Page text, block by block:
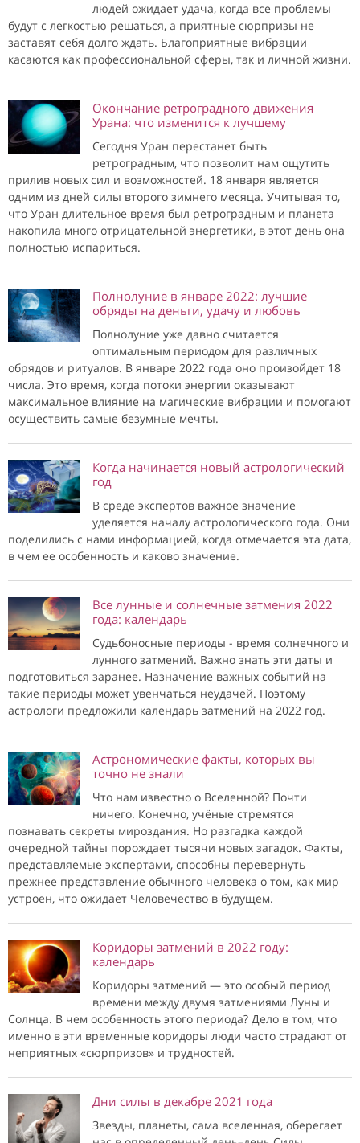
людей ожидает удача, когда все проблемы
будут с легкостью решаться, а приятные сюрпризы не
заставят себя долго ждать. Благоприятные вибрации
касаются как профессиональной сферы, так и личной жизни.
Окончание ретроградного движения
Урана: что изменится к лучшему
Сегодня Уран перестанет быть
ретроградным, что позволит нам ощутить
прилив новых сил и возможностей. 18 января является
одним из дней силы второго зимнего месяца. Учитывая то,
что Уран длительное время был ретроградным и планета
накопила много отрицательной энергетики, в этот день она
полностью испариться.
Полнолуние в январе 2022: лучшие
обряды на деньги, удачу и любовь
Полнолуние уже давно считается
оптимальным периодом для различных
обрядов и ритуалов. В январе 2022 года оно произойдет 18
числа. Это время, когда потоки энергии оказывают
максимальное влияние на магические вибрации и помогают
осуществить самые безумные мечты.
Когда начинается новый астрологический
год
В среде экспертов важное значение
уделяется началу астрологического года. Они
поделились с нами информацией, когда отмечается эта дата,
в чем ее особенность и каково значение.
Все лунные и солнечные затмения 2022
года: календарь
Судьбоносные периоды - время солнечного и
лунного затмений. Важно знать эти даты и
подготовиться заранее. Назначение важных событий на
такие периоды может увенчаться неудачей. Поэтому
астрологи предложили календарь затмений на 2022 год.
Астрономические факты, которых вы
точно не знали
Что нам известно о Вселенной? Почти
ничего. Конечно, учёные стремятся
познавать секреты мироздания. Но разгадка каждой
очередной тайны порождает тысячи новых загадок. Факты,
представляемые экспертами, способны перевернуть
прежнее представление обычного человека о том, как мир
устроен, что ожидает Человечество в будущем.
Коридоры затмений в 2022 году:
календарь
Коридоры затмений — это особый период
времени между двумя затмениями Луны и
Солнца. В чем особенность этого периода? Дело в том, что
именно в эти временные коридоры люди часто страдают от
неприятных «сюрпризов» и трудностей.
Дни силы в декабре 2021 года
Звезды, планеты, сама вселенная, оберегает